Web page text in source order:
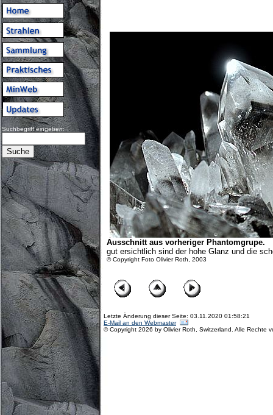
Suchbegriff eingeben:
Ausschnitt aus vorheriger Phantomgrupe.
gut ersichtlich sind der hohe Glanz und die
© Copyright Foto Olivier Roth, 2003
Letzte Änderung dieser Seite: 03.11.2020 01:58:21
E-Mail an den Webmaster
© Copyright 2026 by Olivier Roth, Switzerland. Alle Rechte